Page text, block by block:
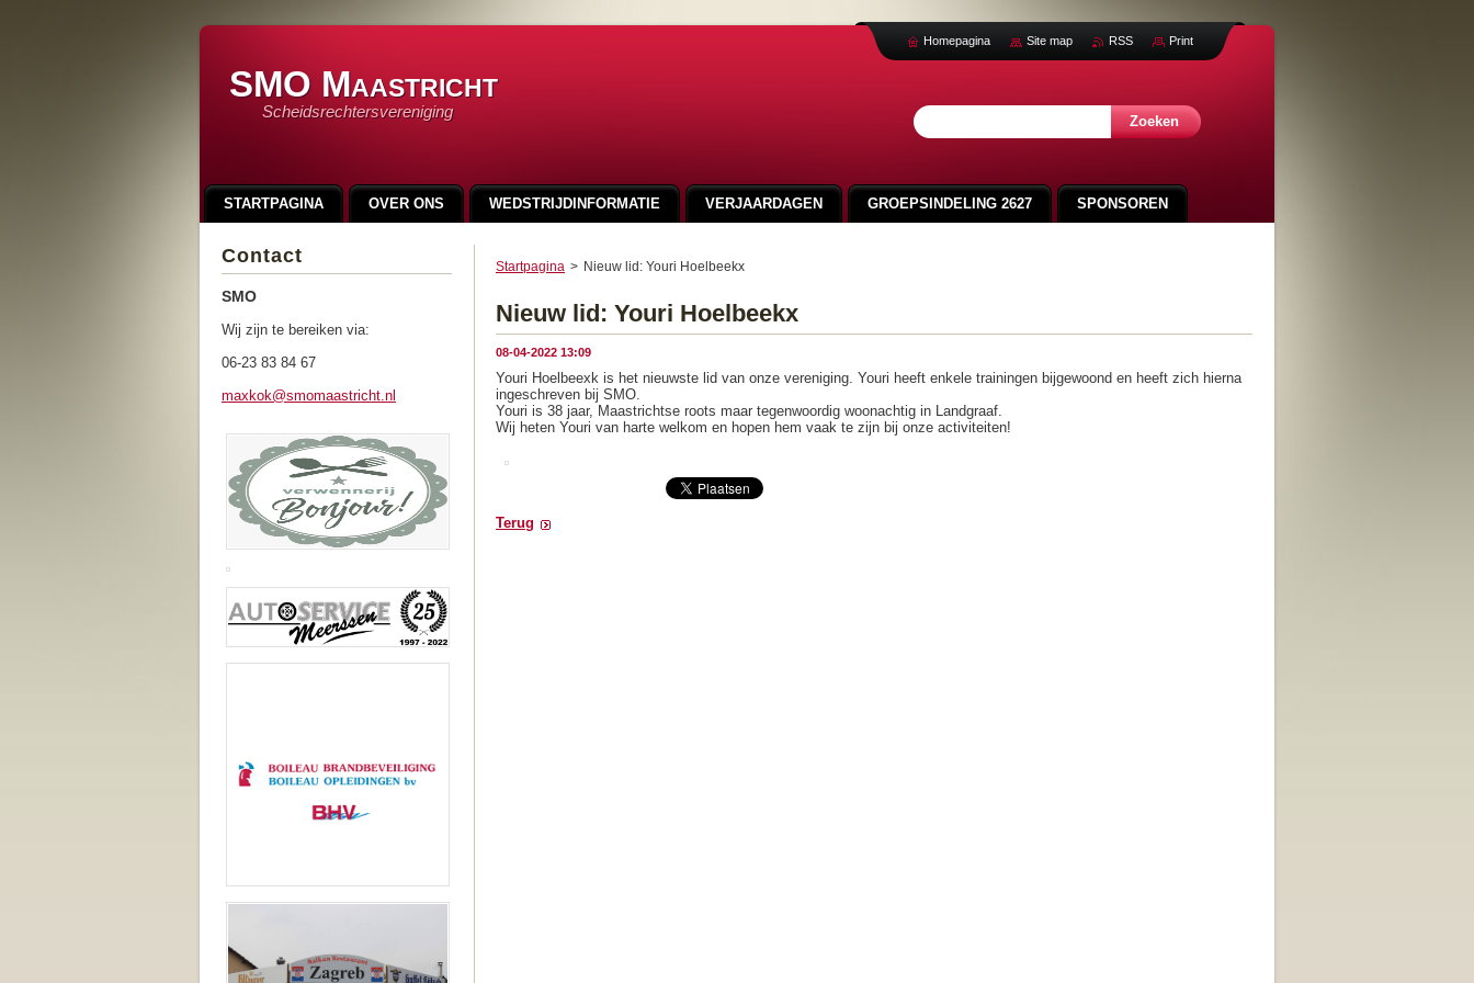
SMO Maastricht
Scheidsrechtersvereniging
Startpagina > Nieuw lid: Youri Hoelbeekx
Nieuw lid: Youri Hoelbeekx
08-04-2022 13:09
Youri Hoelbeexk is het nieuwste lid van onze vereniging. Youri heeft enkele trainingen bijgewoond en heeft zich hierna
ingeschreven bij SMO.
Youri is 38 jaar, Maastrichtse roots maar tegenwoordig woonachtig in Landgraaf.
Wij heten Youri van harte welkom en hopen hem vaak te zijn bij onze activiteiten!
Terug
Contact
SMO
Wij zijn te bereiken via:
06-23 83 84 67
maxkok@smomaastricht.nl
STARTPAGINA OVER ONS WEDSTRIJDINFORMATIE VERJAARDAGEN GROEPSINDELING 2627 SPONSOREN
Homepagina Site map RSS Print